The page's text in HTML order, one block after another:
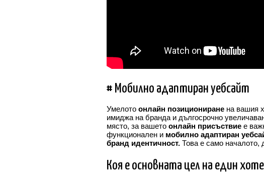
# Мобилно адаптиран уебсайт
Умелото онлайн позициониране на вашия
имиджа на бранда и дългосрочно
място, за вашето онлайн присъствие е
функционален и мобилно адаптиран
бранд идентичност. Това е само
Коя е основната цел на един